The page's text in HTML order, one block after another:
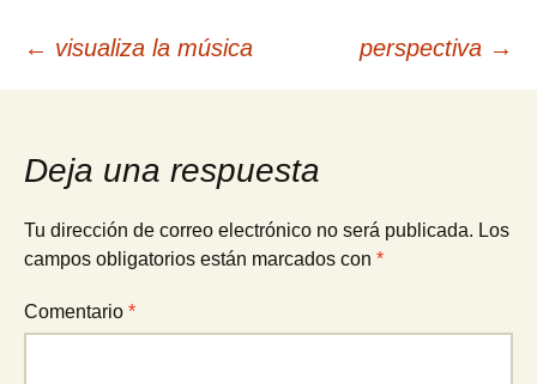
Navegación
de
entradas
← visualiza la música perspectiva →
Deja una respuesta
Tu dirección de correo electrónico no será publicada. Los
campos obligatorios están marcados con *
Comentario *